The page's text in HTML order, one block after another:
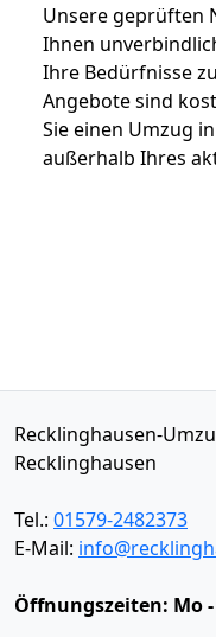
Unsere geprüften
Ihnen
Ihre Bedürfnisse
Angebote sind
Sie einen Umzug
außerhalb Ihres
Recklinghausen-
Recklinghausen
Tel.: 01579-2482373
E-Mail:
Öffnungszeiten: Mo